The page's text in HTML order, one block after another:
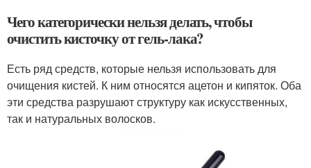
Чего категорически нельзя делать, чтобы
очистить кисточку от гель-лака?
Есть ряд средств, которые нельзя использовать для
очищения кистей. К ним относятся ацетон и кипяток. Оба
эти средства разрушают структуру как искусственных,
так и натуральных волосков.